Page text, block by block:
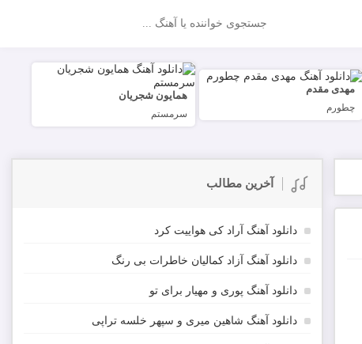
مهدی مقدم
چطورم
همایون شجریان
سرمستم
آخرین مطالب
دانلود آهنگ آراد کی هواییت کرد
دانلود آهنگ آزاد کمالیان خاطرات بی رنگ
دانلود آهنگ پوری و مهیار برای تو
دانلود آهنگ شاهین میری و سپهر خلسه تراپی